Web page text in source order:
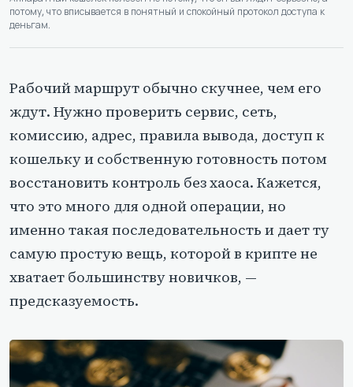
потому, что вписывается в понятный и спокойный протокол доступа к
деньгам.
Рабочий маршрут обычно скучнее, чем его
ждут. Нужно проверить сервис, сеть,
комиссию, адрес, правила вывода, доступ к
кошельку и собственную готовность потом
восстановить контроль без хаоса. Кажется,
что это много для одной операции, но
именно такая последовательность и дает ту
самую простую вещь, которой в крипте не
хватает большинству новичков, —
предсказуемость.